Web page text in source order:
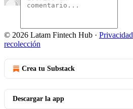
© 2026 Latam Fintech Hub · Privacidad
recolección
Crea tu Substack
Descargar la app